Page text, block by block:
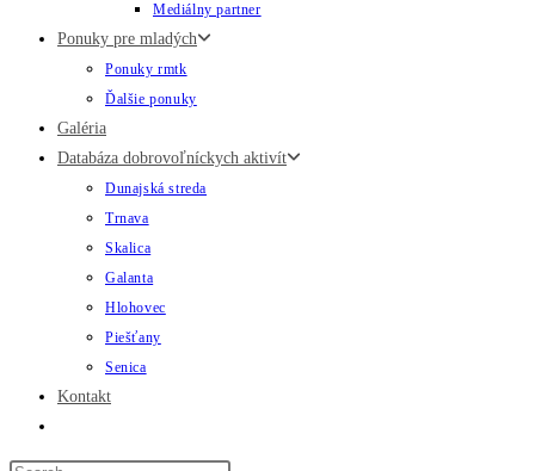
Mediálny partner
Ponuky pre mladých
Ponuky rmtk
Ďalšie ponuky
Galéria
Databáza dobrovoľníckych aktivít
Dunajská streda
Trnava
Skalica
Galanta
Hlohovec
Piešťany
Senica
Kontakt